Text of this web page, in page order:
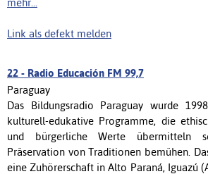
mehr...
Link als defekt melden
22 - Radio Educación FM 99,7
Paraguay
Das Bildungsradio Paraguay wurde
kulturell-edukative Programme, die
und bürgerliche Werte übermitteln
Präservation von Traditionen bemühen.
eine Zuhörerschaft in Alto Paraná, Iguazú